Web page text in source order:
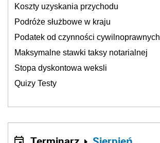
Koszty uzyskania przychodu
Podróże służbowe w kraju
Podatek od czynności cywilnoprawnych
Maksymalne stawki taksy notarialnej
Stopa dyskontowa weksli
Quizy Testy